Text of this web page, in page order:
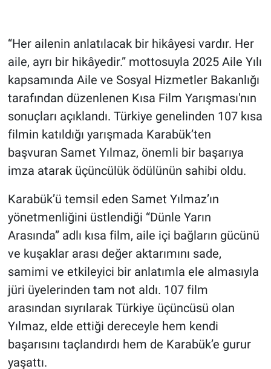
“Her ailenin anlatılacak bir hikâyesi vardır. Her
aile, ayrı bir hikâyedir.” mottosuyla 2025 Aile Yılı
kapsamında Aile ve Sosyal Hizmetler Bakanlığı
tarafından düzenlenen Kısa Film Yarışması'nın
sonuçları açıklandı. Türkiye genelinden 107 kısa
filmin katıldığı yarışmada Karabük’ten
başvuran Samet Yılmaz, önemli bir başarıya
imza atarak üçüncülük ödülünün sahibi oldu.
Karabük’ü temsil eden Samet Yılmaz’ın
yönetmenliğini üstlendiği “Dünle Yarın
Arasında” adlı kısa film, aile içi bağların gücünü
ve kuşaklar arası değer aktarımını sade,
samimi ve etkileyici bir anlatımla ele almasıyla
jüri üyelerinden tam not aldı. 107 film
arasından sıyrılarak Türkiye üçüncüsü olan
Yılmaz, elde ettiği dereceyle hem kendi
başarısını taçlandırdı hem de Karabük’e gurur
yaşattı.